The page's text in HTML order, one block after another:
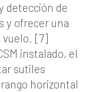
detección de
y ofrecer una
vuelo. [7]
instalado, el
sutiles
horizontal